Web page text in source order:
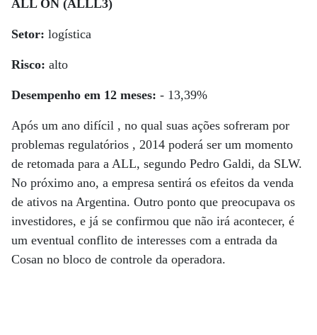
ALL ON (ALLL3)
Setor: logística
Risco: alto
Desempenho em 12 meses: - 13,39%
Após um ano difícil , no qual suas ações sofreram por
problemas regulatórios , 2014 poderá ser um momento
de retomada para a ALL, segundo Pedro Galdi, da SLW.
No próximo ano, a empresa sentirá os efeitos da venda
de ativos na Argentina. Outro ponto que preocupava os
investidores, e já se confirmou que não irá acontecer, é
um eventual conflito de interesses com a entrada da
Cosan no bloco de controle da operadora.